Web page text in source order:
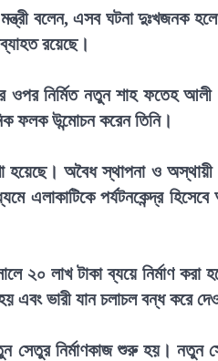
বলেন, এসব ঘটনা দুঃখজনক
রয়েছে।
ওপর নির্মিত নতুন শাহ ফতেহ
ফলক উন্মোচন করেন তিনি।
হয়েছে। অবৈধ স্থাপনা ও
এলাকাটিকে পর্যটনকেন্দ্র
লাখ টাকা ব্যয়ে নির্মাণ করা
এবং ভারী যান চলাচল বন্ধ করে
সেতুর নির্মাণকাজ শুরু হয়। নতুন